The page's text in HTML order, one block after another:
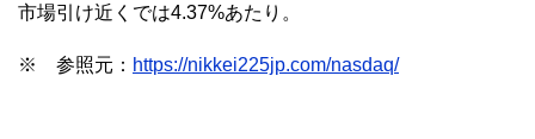
市場引け近くでは4.37%あたり。
※ 参照元： https://nikkei225jp.com/nasdaq/